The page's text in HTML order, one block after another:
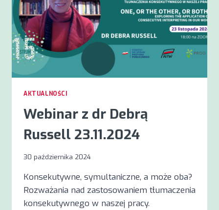
AKTUALNOŚCI
Webinar z dr Debrą
Russell 23.11.2024
30 października 2024
Konsekutywne, symultaniczne, a może oba?
Rozważania nad zastosowaniem tłumaczenia
konsekutywnego w naszej pracy.